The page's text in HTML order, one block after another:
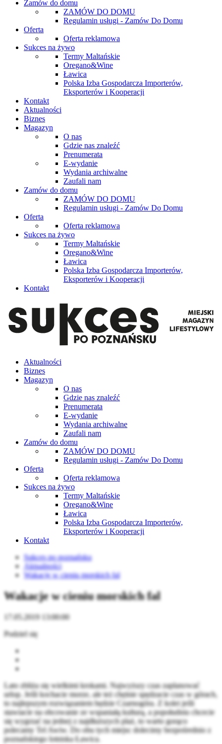
Zamów do domu
ZAMÓW DO DOMU
Regulamin usługi - Zamów Do Domu
Oferta
Oferta reklamowa
Sukces na żywo
Termy Maltańskie
Oregano&Wine
Ławica
Polska Izba Gospodarcza Importerów,
Eksporterów i Kooperacji
Kontakt
Aktualności
Biznes
Magazyn
O nas
Gdzie nas znaleźć
Prenumerata
E-wydanie
Wydania archiwalne
Zaufali nam
Zamów do domu
ZAMÓW DO DOMU
Regulamin usługi - Zamów Do Domu
Oferta
Oferta reklamowa
Sukces na żywo
Termy Maltańskie
Oregano&Wine
Ławica
Polska Izba Gospodarcza Importerów,
Eksporterów i Kooperacji
Kontakt
Aktualności
Biznes
Magazyn
O nas
Gdzie nas znaleźć
Prenumerata
E-wydanie
Wydania archiwalne
Zaufali nam
Zamów do domu
ZAMÓW DO DOMU
Regulamin usługi - Zamów Do Domu
Oferta
Oferta reklamowa
Sukces na żywo
Termy Maltańskie
Oregano&Wine
Ławica
Polska Izba Gospodarcza Importerów,
Eksporterów i Kooperacji
Kontakt
Sukces po poznańsku
Aktualności
Wakacje w cieniu morskich fal
Wakacje w cieniu morskich fal
17.05.2019 13:00:00
Podziel się
Lato zbliża się wielkimi krokami. Najwyższy czas zaplanować
urlop. Jeśli kochacie morze, ale też chętnie spędzacie czas w górach,
to najlepszym rozwiązaniem będzie Czarnogóra. Z kolei jeśli
stawiacie na obcowanie ze wspaniałą kulturą, a popołudniu chcecie
się wygrzać na jednej z najdłuższych plaż, to warto gorąco
polecamy Tel Awiw. Do obu tych miejsc dolecimy bezpośrednio z
poznańskiego lotniska Ławica.